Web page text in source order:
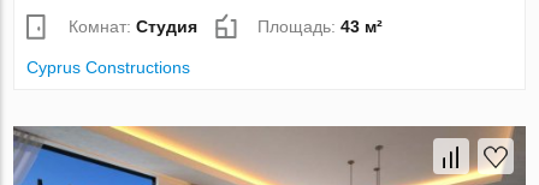
Комнат:Студия Площадь:43 м²
Cyprus Constructions